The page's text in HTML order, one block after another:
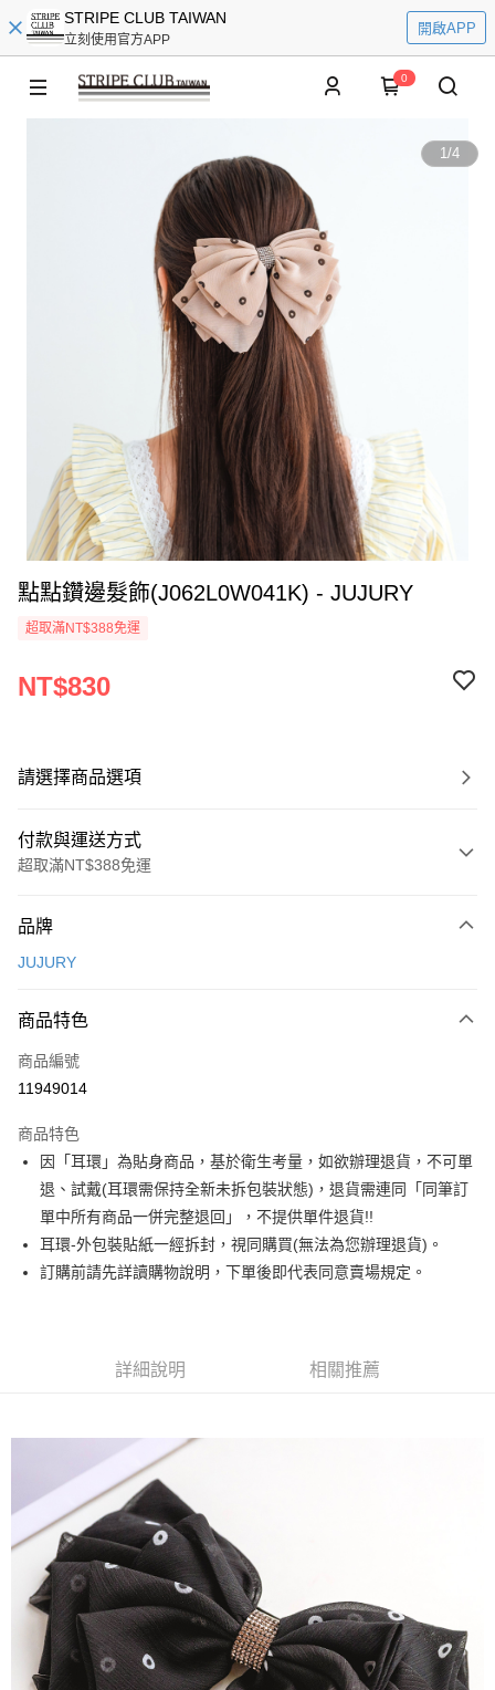
STRIPE CLUB TAIWAN
立刻使用官方APP
開啟APP
0
1/4
點點鑽邊髮飾(J062L0W041K) - JUJURY
超取滿NT$388免運
NT$830
請選擇商品選項
付款與運送方式
超取滿NT$388免運
信用卡一次付款
3 期 0 利率 每期
合作金庫商業銀行
上海商業儲蓄銀行
臺灣中小企業銀行
匯豐（台灣）商業銀行
華泰商業銀行
聯邦商業銀行
遠東國際商業銀行
元大商業銀行
永豐商業銀行
玉山商業銀行
星展（台灣）商業銀行
台灣樂天信用卡公司
超商取貨付款
LINE Pay
Apple Pay
街口支付
悠遊付
Google Pay
1.本服務由台灣大哥大提供，台灣大哥大用戶可立即使用無須另外申請。
成交易。
3.實際核准額度、可分期數及費用金額請依後續交易確認頁面所載為準。
4.訂單成立30分鐘內，如未前往確認交易或遇審核未通過，訂單將自動取
消。如遇「轉專審核」未通過狀況，表示未達大哥付你分期系統評分，恕無
法說明評估內容。
【繳款方式說明】
1.分期款項不併入電信帳單，「大哥付你分期」於每月結算日後寄送繳費提
醒簡訊。
2.透過簡訊連結打開帳單後，可選擇「超商條碼／台灣大直營門市／銀行轉
帳／街口支付／iPASS MONEY」等通路繳費。
【注意事項】
1.本服務係由「台灣大哥大股份有限公司」（以下簡稱本公司）所提供，讓
AFTEE先享後付
AFTEE先享後付是「在收到商品之後才付款」的支付方式。 讓您購物簡單
便利好安心！
１．簡單：不需註冊會員、不需綁卡、不需儲值。
２．便利：只要手機號碼，簡訊認證，即可結帳。
３．安心：先確認商品／服務後，再付款。
【「AFTEE先享後付」結帳流程】
１．於結帳方式選擇「AFTEE先享後付」後，將跳轉至「AFTEE先享後付」
結帳頁面，進行簡訊認證並確認金額後，即可完成結帳。
２．訂單成立數日內，您將收到繳費通知簡訊。
３．收到繳費通知簡訊後14天內，點擊此簡訊中的連結，可透過四大超商／
ATM／網路銀行／等多元方式進行付款，方視為交易完成。
※ 請注意：結帳手續完成當下不需立刻繳費，但若您需要取消訂單，請聯絡
ATM付款
運送方式
全家取貨付款
每筆NT$60，滿NT$388(含以上)免運費
全家純取貨
每筆NT$60，滿NT$388(含以上)免運費
萊爾富取貨付款
品牌
JUJURY
商品特色
商品編號
11949014
商品特色
因「耳環」為貼身商品，基於衛生考量，如欲辦理退貨，不可單
退、試戴(耳環需保持全新未拆包裝狀態)，退貨需連同「同筆訂
單中所有商品一併完整退回」，不提供單件退貨!!
耳環-外包裝貼紙一經拆封，視同購買(無法為您辦理退貨)。
訂購前請先詳讀購物說明，下單後即代表同意賣場規定。
詳細說明 相關推薦